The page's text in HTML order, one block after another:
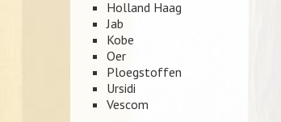
Holland Haag
Jab
Kobe
Oer
Ploegstoffen
Ursidi
Vescom